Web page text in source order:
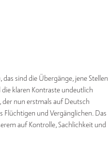
sind die Übergänge, jene Stellen
klaren Kontraste undeutlich
der nun erstmals auf Deutsch
Flüchtigen und Vergänglichen. Das
auf Kontrolle, Sachlichkeit und